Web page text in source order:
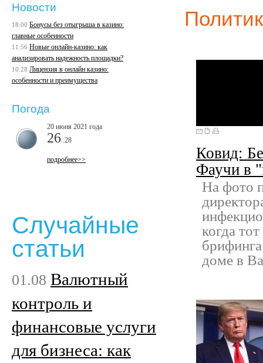
Ковид:
Фаучи в
На фото
когда
доме в
Новости
18:00 Бонусы без отыгрыша в казино:
главные особенности
11:56 Новые онлайн-казино: как
анализировать надежность площадки?
10:28 Лицензия в онлайн казино:
особенности и преимущества
Погода
20 июня 2021 года
26 ..28
подробнее>>
Случайные
статьи
01.08 Валютный
контроль и
финансовые услуги
для бизнеса: как